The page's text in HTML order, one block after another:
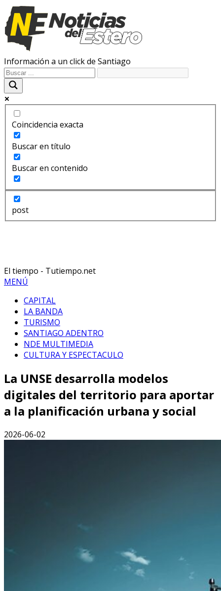
Información a un click de Santiago
Coincidencia exacta
Buscar en título
Buscar en contenido
post
El tiempo - Tutiempo.net
MENÚ
CAPITAL
LA BANDA
TURISMO
SANTIAGO ADENTRO
NDE MULTIMEDIA
CULTURA Y ESPECTACULO
La UNSE desarrolla modelos
digitales del territorio para aportar
a la planificación urbana y social
2026-06-02